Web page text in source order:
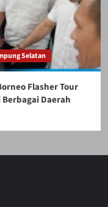
Selatan
Flasher Tour
Daerah